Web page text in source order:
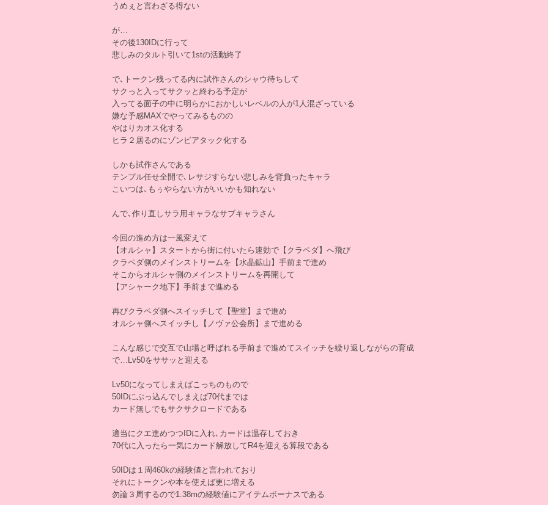
うめぇと言わざる得ない
が…
その後130IDに行って
悲しみのタルト引いて1stの活動終了
で､トークン残ってる内に試作さんのシャウ待ちして
サクっと入ってサクッと終わる予定が
入ってる面子の中に明らかにおかしいレベルの人が1人混ざっている
嫌な予感MAXでやってみるものの
やはりカオス化する
ヒラ２居るのにゾンビアタック化する
しかも試作さんである
テンプル任せ全開で､レサジすらない悲しみを背負ったキャラ
こいつは､もぅやらない方がいいかも知れない
んで､作り直しサラ用キャラなサブキャラさん
今回の進め方は一風変えて
【オルシャ】スタートから街に付いたら速効で【クラペダ】へ飛び
クラペダ側のメインストリームを【水晶鉱山】手前まで進め
そこからオルシャ側のメインストリームを再開して
【アシャーク地下】手前まで進める
再びクラペダ側へスイッチして【聖堂】まで進め
オルシャ側へスイッチし【ノヴァ公会所】まで進める
こんな感じで交互で山場と呼ばれる手前まで進めてスイッチを繰り返しながらの育成
で…Lv50をササッと迎える
Lv50になってしまえばこっちのもので
50IDにぶっ込んでしまえば70代までは
カード無しでもサクサクロードである
適当にクエ進めつつIDに入れ､カードは温存しておき
70代に入ったら一気にカード解放してR4を迎える算段である
50IDは１周460kの経験値と言われており
それにトークンや本を使えば更に増える
勿論３周するので1.38mの経験値にアイテムボーナスである